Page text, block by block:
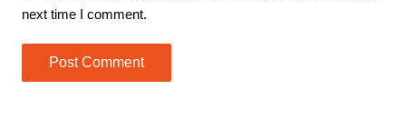
next time I comment.